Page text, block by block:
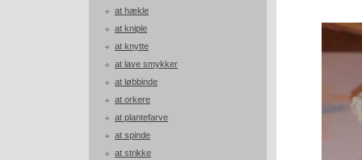
at hækle
at kniple
at knytte
at lave smykker
at løbbinde
at orkere
at plantefarve
at spinde
at strikke